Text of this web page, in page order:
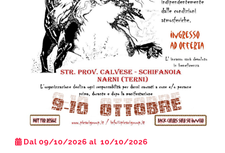
Dal 09/10/2026 al 10/10/2026